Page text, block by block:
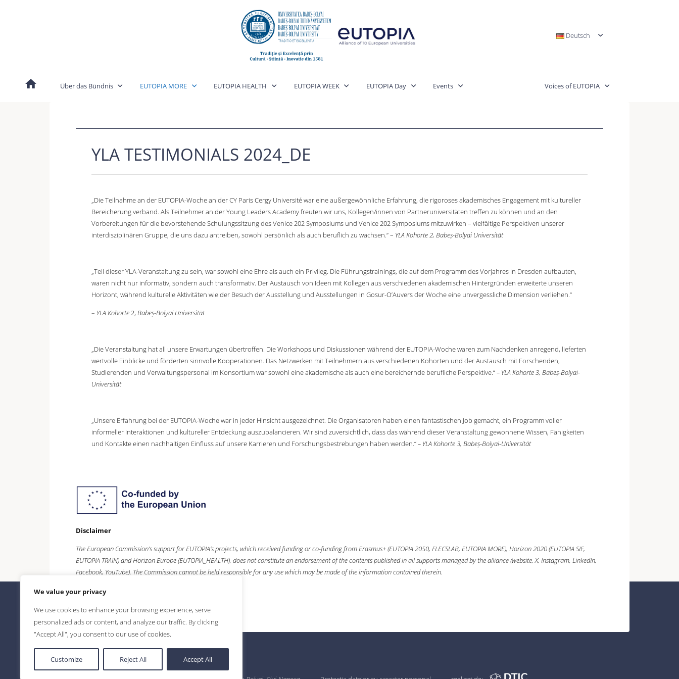
We value your privacy
We use cookies to enhance your browsing experience, serve
personalized ads or content, and analyze our traffic. By clicking
"Accept All", you consent to our use of cookies.
Customize Reject All Accept All
Über das Bündnis EUTOPIA MORE EUTOPIA HEALTH EUTOPIA WEEK EUTOPIA Day Events
Deutsch
Voices of EUTOPIA
YLA TESTIMONIALS 2024_DE
„Die Teilnahme an der EUTOPIA-Woche an der CY Paris Cergy Université war eine außergewöhnliche Erfahrung, die rigoroses akademisches Engagement mit kultureller
Bereicherung verband. Als Teilnehmer an der Young Leaders Academy freuten wir uns, Kollegen/innen von Partneruniversitäten treffen zu können und an den
Vorbereitungen für die bevorstehende Schulungssitzung des Venice 202 Symposiums und Venice 202 Symposiums mitzuwirken – vielfältige Perspektiven unserer
interdisziplinären Gruppe, die uns dazu antreiben, sowohl persönlich als auch beruflich zu wachsen.“ – YLA Kohorte 2, Babeș-Bolyai Universität
„Teil dieser YLA-Veranstaltung zu sein, war sowohl eine Ehre als auch ein Privileg. Die Führungstrainings, die auf dem Programm des Vorjahres in Dresden aufbauten,
waren nicht nur informativ, sondern auch transformativ. Der Austausch von Ideen mit Kollegen aus verschiedenen akademischen Hintergründen erweiterte unseren
Horizont, während kulturelle Aktivitäten wie der Besuch der Ausstellung und Ausstellungen in Gosur-O’Auvers der Woche eine unvergessliche Dimension verliehen.“
– YLA Kohorte2,Babeș-Bolyai Universität
„Die Veranstaltung hat all unsere Erwartungen übertroffen. Die Workshops und Diskussionen während der EUTOPIA-Woche waren zum Nachdenken anregend, lieferten
wertvolle Einblicke und förderten sinnvolle Kooperationen. Das Netzwerken mit Teilnehmern aus verschiedenen Kohorten und der Austausch mit Forschenden,
Studierenden und Verwaltungspersonal im Konsortium war sowohl eine akademische als auch eine bereichernde berufliche Perspektive.“– YLA Kohorte 3, Babeș-Bolyai-
Universität
„Unsere Erfahrung bei der EUTOPIA-Woche war in jeder Hinsicht ausgezeichnet. Die Organisatoren haben einen fantastischen Job gemacht, ein Programm voller
informeller Interaktionen und kultureller Entdeckung auszubalancieren. Wir sind zuversichtlich, dass das während dieser Veranstaltung gewonnene Wissen, Fähigkeiten
und Kontakte einen nachhaltigen Einfluss auf unsere Karrieren und Forschungsbestrebungen haben werden.“– YLA Kohorte 3, Babeș-Bolyai-Universität
Disclaimer
The European Commission’s support for EUTOPIA’s projects, which received funding or co-funding fromErasmus+(EUTOPIA 2050, FLECSLAB, EUTOPIA MORE), Horizon 2020(EUTOPIA SIF,
EUTOPIA TRAIN) andHorizon Europe(EUTOPIA_HEALTH), does not constitute an endorsement of the contents published in all supports managed by the alliance (website, X, Instagram, LinkedIn,
Facebook, YouTube). The Commission cannot be held responsible for any use which may be made of the information contained therein.